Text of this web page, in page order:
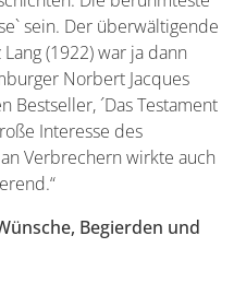
sein. Der überwältigende
(1922) war ja dann
Norbert Jacques
Bestseller, ´Das Testament
Interesse des
Verbrechern wirkte auch
Begierden und